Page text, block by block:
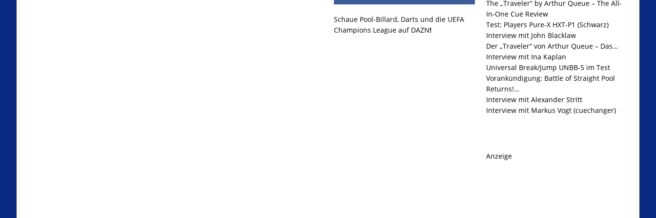
Schaue Pool-Billard, Darts und die UEFA
Champions League auf DAZN!
The „Traveler“ by Arthur Queue – The All-
In-One Cue Review
Test: Players Pure-X HXT-P1 (Schwarz)
Interview mit John Blacklaw
Der „Traveler“ von Arthur Queue – Das…
Interview mit Ina Kaplan
Universal Break/Jump UNBB-5 im Test
Vorankündigung: Battle of Straight Pool
Returns!…
Interview mit Alexander Stritt
Interview mit Markus Vogt (cuechanger)
Anzeige